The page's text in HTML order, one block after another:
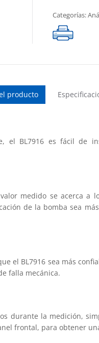
Categorías:
producto
el BL7916 es fácil de
medido se acerca a
de la bomba sea
el BL7916 sea más
falla mecánica.
durante la medición,
frontal, para obtener